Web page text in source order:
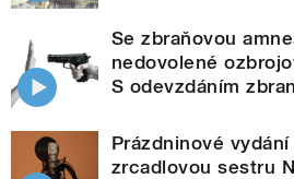
Se zbraňovou
nedovolené
S odevzdáním
Prázdninové
zrcadlovou sestru